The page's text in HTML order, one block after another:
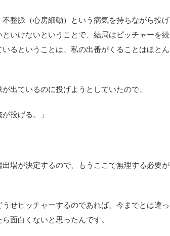
整脈（心房細動）という病気を持ちながら投げ
いけないということで、結局はピッチャーを続
るということは、私の出番がくることはほとん
出ているのに投げようとしていたので、
投げる。」
場が決定するので、もうここで無理する必要が
せピッチャーするのであれば、今までとは違っ
面白くないと思ったんです。